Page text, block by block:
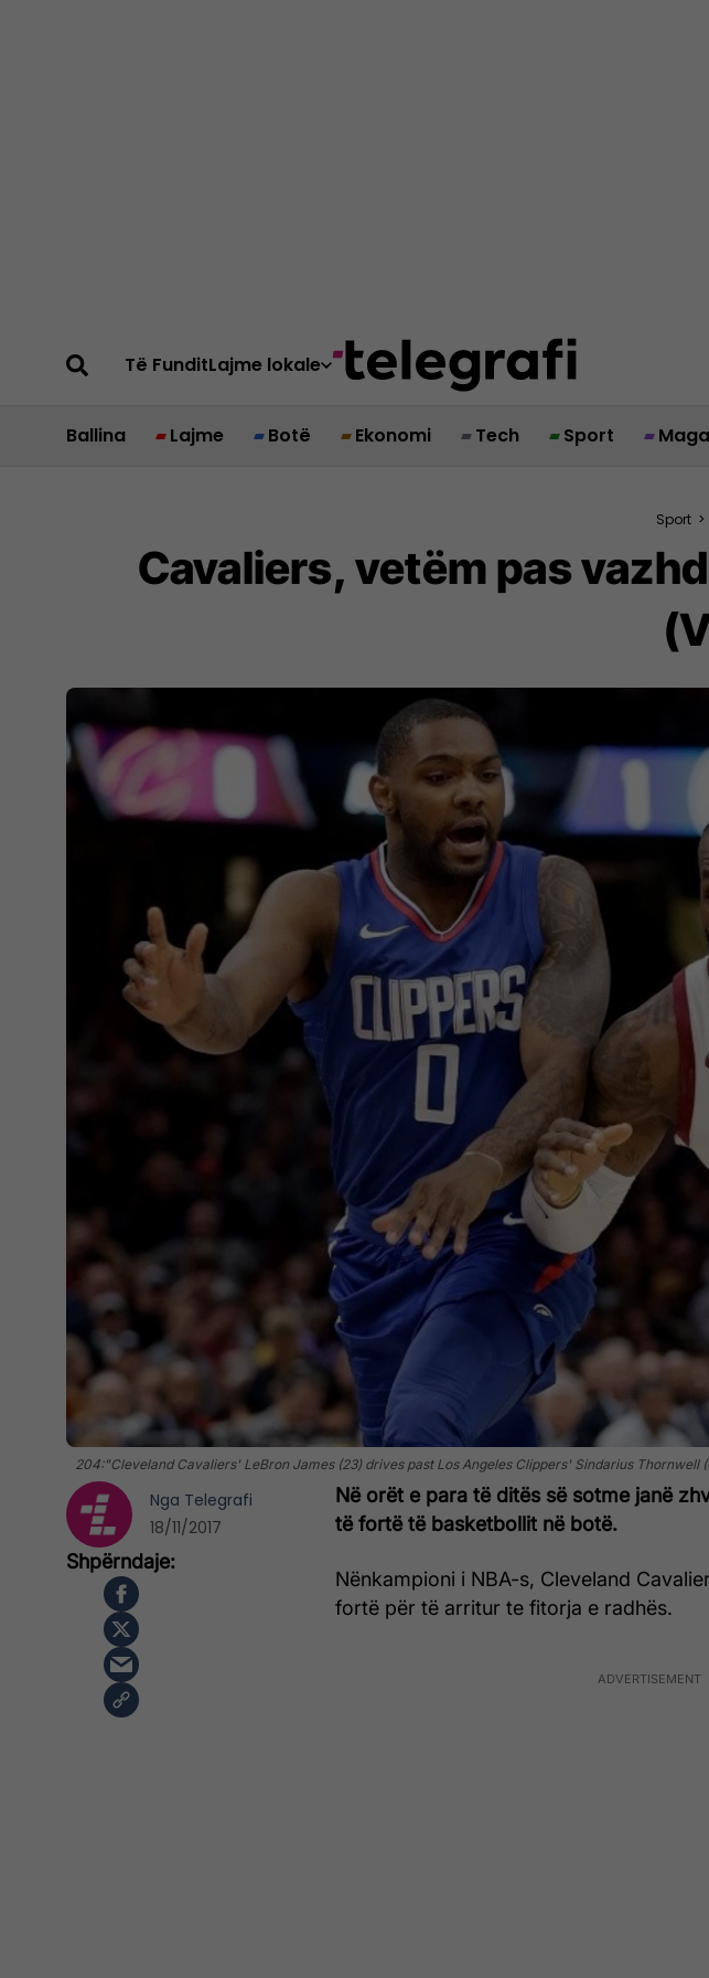
Të FunditLajme lokale
Ballina Lajme Botë Ekonomi Tech Sport
Sport >
Cavaliers, vetëm pas
204:"Cleveland Cavaliers' LeBron James (23) drives past Los Angeles Clippers' Sindarius Thornwell
Në orët e para të ditës së sotme janë
të fortë të basketbollit në botë.
Nënkampioni i NBA-s, Cleveland
fortë për të arritur te fitorja e radhës.
Nga Telegrafi
18/11/2017